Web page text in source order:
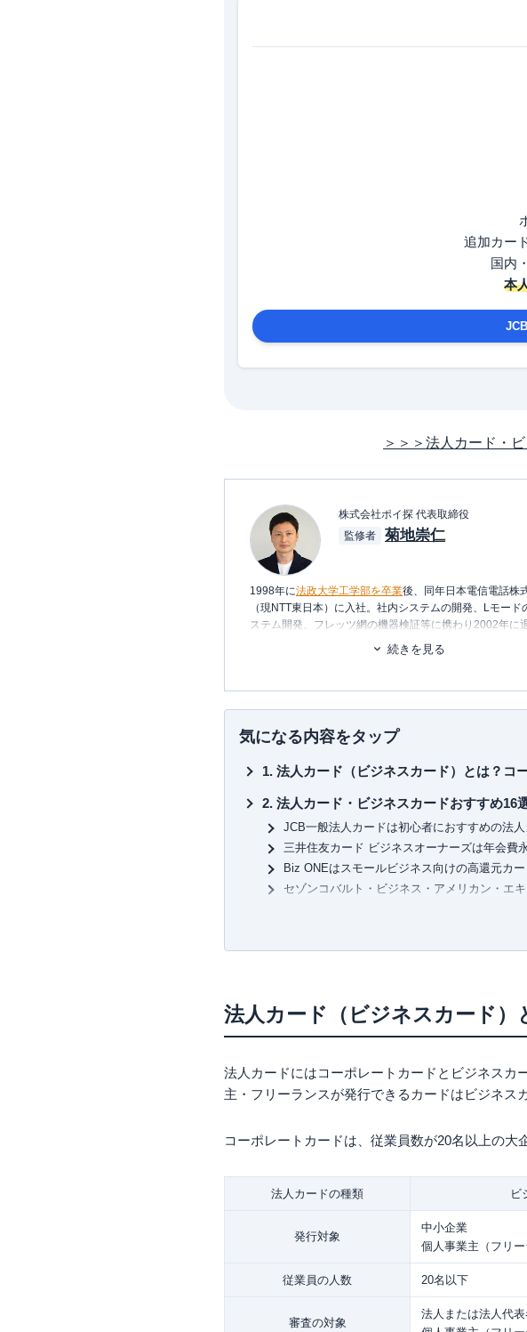
追加カー
国内
本
＞＞＞法人カード・
株式会社ポイ探 代表取締役
監修者
菊地崇仁
1998年に法政大学工学部を卒業後、同年日本電信電話株
（現NTT東日本）に入社。社内システムの開発、Lモード
ステム開発、フレッツ網の機器検証等に携わり2002年に
年、友人と共に起業し、システムの設計・開発・運用を行
2011年3月代表取締役に就任。ポイント探検倶楽部に掲
いるポイントは約230種類。ポイントやマイルを中立の立
れる数少ない専門家として知られる。
払っている、まさにクレジットカードの専門家。
一般カードからプラチナカードまで幅広い層のカードを実
有・利用し、日々様々なメディアにて、使った人にしか分
い信用できる情報提供を行っています。所有されている
カードを月に1度は必ず利用しながら、おトクな使い方、
の使い方を日々研究中。
三児の父であり家計のやりくりをすべて担当。ポイント
続きを見る
気になる内容をタップ
法人カード（ビジネスカード）とは？コ
法人カード・ビジネスカードおすすめ16
JCB一般法人カードは初心者におすすめの法
三井住友カード ビジネスオーナーズは年会費
Biz ONEはスモールビジネス向けの高還元カー
セゾンコバルト・ビジネス・アメリカン・エ
三井住友カード ビジネスオーナーズ ゴールド
アメリカン・エキスプレス®・ビジネス・ゴ
apollostation PLATINUM BUSINESSは年会
楽天ビジネスカードは楽天ポイントを貯めた
ANA JCB法人カードはANAマイルを貯めたい
マネーフォワード ビジネスカードはプリペイ
審査・申し込み対象｜会社設立直後なら個人
年会費｜付帯保険やサービスとのバランスを
ポイント還元率｜高還元なのは0.6%〜
マイル還元率｜ポイント移行時のレートや手数
空港ラウンジサービスやプライオリティ・パ
法人カード（ビジネスカード
法人カードにはコーポレートカードとビジネスカ
主・フリーランスが発行できるカードはビジネス
コーポレートカードは、従業員数が20名以上の大
法人カードの種類 ビ
発行対象
中小企業
個人事業主（フリー
従業員の人数 20名以下
審査の対象
法人または法人代